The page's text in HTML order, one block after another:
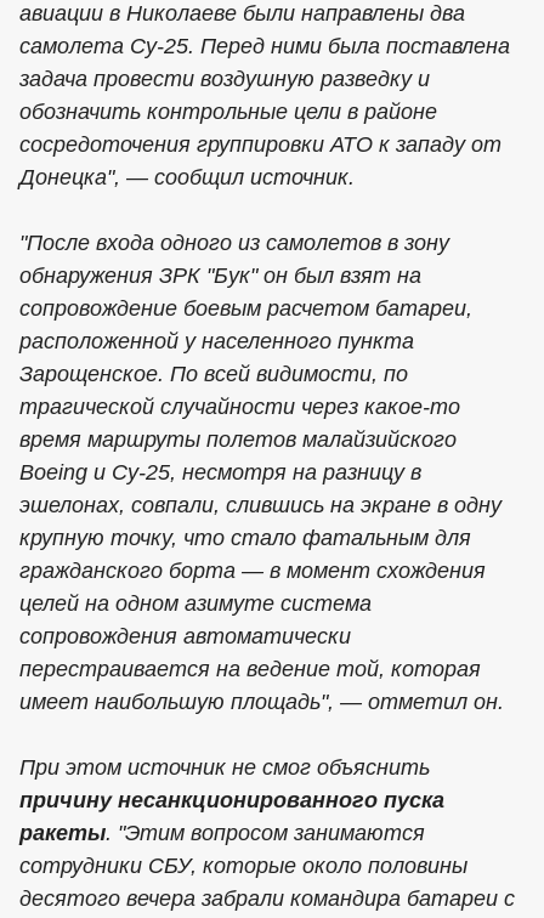
авиации в Николаеве были направлены два
самолета Су-25. Перед ними была поставлена
задача провести воздушную разведку и
обозначить контрольные цели в районе
сосредоточения группировки АТО к западу от
Донецка", — сообщил источник.
"После входа одного из самолетов в зону
обнаружения ЗРК "Бук" он был взят на
сопровождение боевым расчетом батареи,
расположенной у населенного пункта
Зарощенское. По всей видимости, по
трагической случайности через какое-то
время маршруты полетов малайзийского
Boeing и Су-25, несмотря на разницу в
эшелонах, совпали, слившись на экране в одну
крупную точку, что стало фатальным для
гражданского борта — в момент схождения
целей на одном азимуте система
сопровождения автоматически
перестраивается на ведение той, которая
имеет наибольшую площадь", — отметил он.
При этом источник не смог объяснить
причину несанкционированного пуска
ракеты. "Этим вопросом занимаются
сотрудники СБУ, которые около половины
десятого вечера забрали командира батареи с